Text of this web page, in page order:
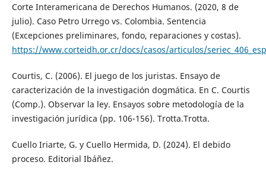
Corte Interamericana de Derechos Humanos. (2020, 8 de
julio). Caso Petro Urrego vs. Colombia. Sentencia
(Excepciones preliminares, fondo, reparaciones y costas).
https://www.corteidh.or.cr/docs/casos/articulos/
Courtis, C. (2006). El juego de los juristas. Ensayo de
caracterización de la investigación dogmática. En C. Courtis
(Comp.). Observar la ley. Ensayos sobre metodología de la
investigación jurídica (pp. 106-156). Trotta.Trotta.
Cuello Iriarte, G. y Cuello Hermida, D. (2024). El debido
proceso. Editorial Ibáñez.